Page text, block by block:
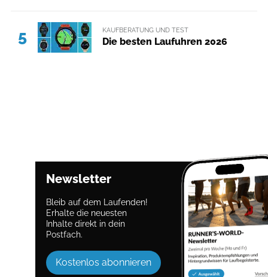
5 KAUFBERATUNG UND TEST
Die besten Laufuhren 2026
Newsletter
Bleib auf dem Laufenden!
Erhalte die neuesten
Inhalte direkt in dein
Postfach.
Kostenlos abonnieren